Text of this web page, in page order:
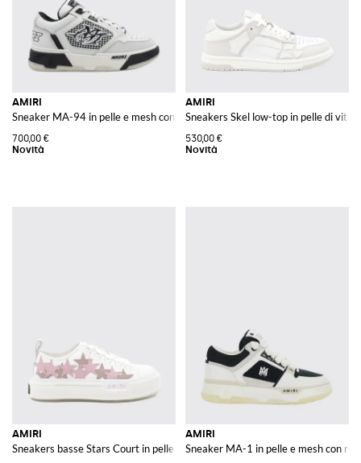
AMIRI
Sneaker MA-94 in pelle e mesh con monogramma e dettagli scamosciati
700,00 €
AMIRI
Sneakers Skel low-top in pelle di
530,00 €
AMIRI
Sneakers basse Stars Court in pelle e canvas con applicazioni a stella
AMIRI
Sneaker MA-1 in pelle e mesh con